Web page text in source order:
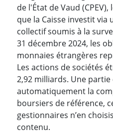
de l'État de Vaud
que la Caisse investit via
collectif soumis à la
31 décembre 2024, les
monnaies étrangères
Les actions de sociétés
2,92 milliards. Une
automatiquement la
boursiers de référence,
gestionnaires n’en
contenu.